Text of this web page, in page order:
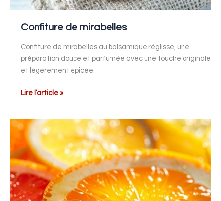
Confiture de mirabelles
Confiture de mirabelles au balsamique réglisse, une
préparation douce et parfumée avec une touche originale
et légèrement épicée.
Lire l’article »
Salade
de
fruits
d’hiver